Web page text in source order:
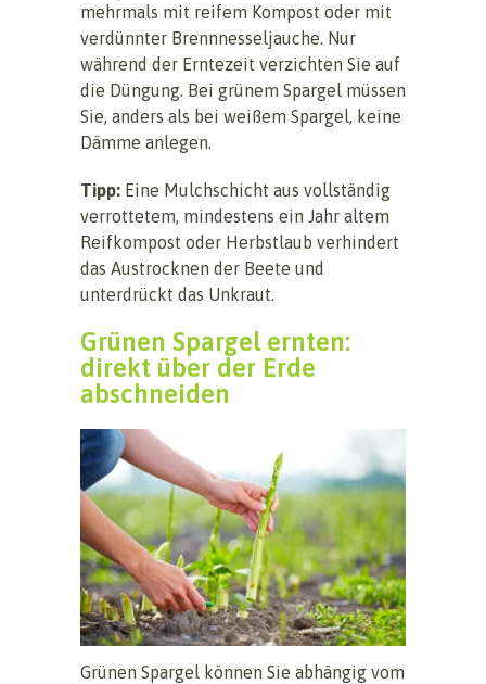
mehrmals mit reifem Kompost oder mit
verdünnter Brennnesseljauche. Nur
während der Erntezeit verzichten Sie auf
die Düngung. Bei grünem Spargel müssen
Sie, anders als bei weißem Spargel, keine
Dämme anlegen.
Tipp: Eine Mulchschicht aus vollständig
verrottetem, mindestens ein Jahr altem
Reifkompost oder Herbstlaub verhindert
das Austrocknen der Beete und
unterdrückt das Unkraut.
Grünen Spargel ernten:
direkt über der Erde
abschneiden
Grünen Spargel können Sie abhängig vom